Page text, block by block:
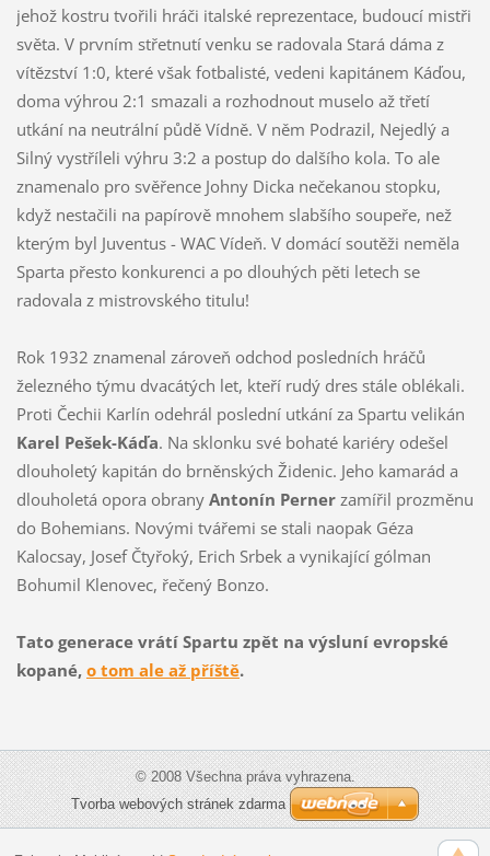
jehož kostru tvořili hráči italské reprezentace, budoucí mistři
světa. V prvním střetnutí venku se radovala Stará dáma z
vítězství 1:0, které však fotbalisté, vedeni kapitánem Káďou,
doma výhrou 2:1 smazali a rozhodnout muselo až třetí
utkání na neutrální půdě Vídně. V něm Podrazil, Nejedlý a
Silný vystříleli výhru 3:2 a postup do dalšího kola. To ale
znamenalo pro svěřence Johny Dicka nečekanou stopku,
když nestačili na papírově mnohem slabšího soupeře, než
kterým byl Juventus - WAC Vídeň. V domácí soutěži neměla
Sparta přesto konkurenci a po dlouhých pěti letech se
radovala z mistrovského titulu!
Rok 1932 znamenal zároveň odchod posledních hráčů
železného týmu dvacátých let, kteří rudý dres stále oblékali.
Proti Čechii Karlín odehrál poslední utkání za Spartu velikán
Karel Pešek-Káďa. Na sklonku své bohaté kariéry odešel
dlouholetý kapitán do brněnských Židenic. Jeho kamarád a
dlouholetá opora obrany Antonín Pernerzamířil prozměnu
do Bohemians. Novými tvářemi se stali naopak Géza
Kalocsay, Josef Čtyřoký, Erich Srbek a vynikající gólman
Bohumil Klenovec, řečený Bonzo.
Tato generace vrátí Spartu zpět na výsluní evropské
kopané, o tom ale až příště.
© 2008 Všechna práva vyhrazena.
Tvorba webových stránek zdarma